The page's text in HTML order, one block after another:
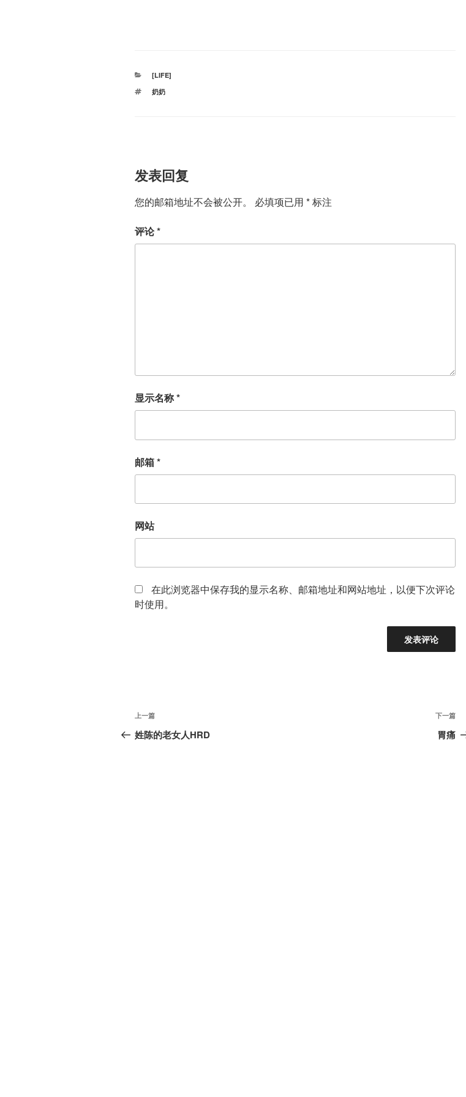
分
[LIFE]
标
奶奶
发表回复
您的邮箱地址不会被公开。 必填项已用 *标注
评论*
显示名称*
邮箱*
网站
在此浏览器中保存我的显示名称、邮箱地址和网站地址，以便下次评论
时使用。
文
章
上
一
上一篇
姓陈的老女人HRD
下
一
下一篇
胃痛